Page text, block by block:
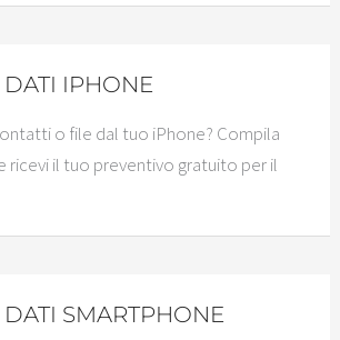
DATI IPHONE
o file dal tuo iPhone? Compila
ricevi il tuo preventivo gratuito per il
SMARTPHONE